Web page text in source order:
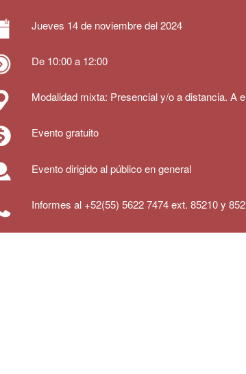
Jueves 14 de noviembre del 2024
De 10:00 a 12:00
Modalidad mixta: Presencial y/o a distancia. A
Evento gratuito
Evento dirigido al público en general
Informes al +52(55) 5622 7474 ext. 85210 y